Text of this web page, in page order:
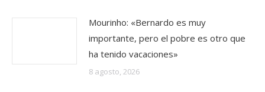
Mourinho: «Bernardo es muy
importante, pero el pobre es otro que
ha tenido vacaciones»
8 agosto, 2026